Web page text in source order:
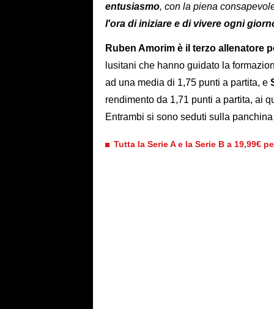
entusiasmo, con la piena
l'ora di iniziare e di vivere ogni
Ruben Amorim è il terzo allenatore
lusitani che hanno guidato la
ad una media di 1,75 punti a partita, e
rendimento da 1,71 punti a partita, ai
Entrambi si sono seduti sulla
Tutta la Serie A e la Serie B a 19,99€